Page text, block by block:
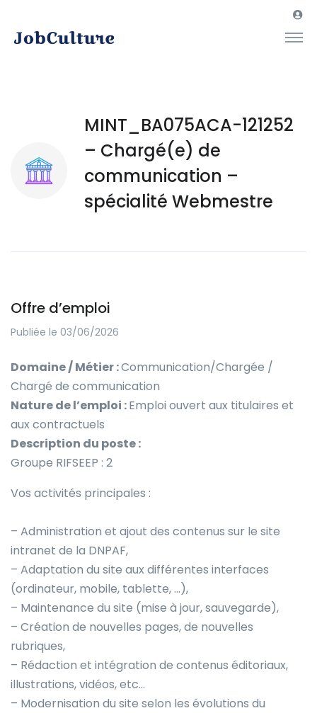
MINT_BA075ACA-121252
– Chargé(e) de
communication –
spécialité Webmestre
Offre d’emploi
Publiée le 03/06/2026
Domaine / Métier :Communication/Chargée /
Chargé de communication
Nature de l’emploi :Emploi ouvert aux titulaires et
aux contractuels
Description du poste :
Groupe RIFSEEP : 2
Vos activités principales :
– Administration et ajout des contenus sur le site
intranet de la DNPAF,
– Adaptation du site aux différentes interfaces
(ordinateur, mobile, tablette, …),
– Maintenance du site (mise à jour, sauvegarde),
– Création de nouvelles pages, de nouvelles
rubriques,
– Rédaction et intégration de contenus éditoriaux,
illustrations, vidéos, etc…
– Modernisation du site selon les évolutions du